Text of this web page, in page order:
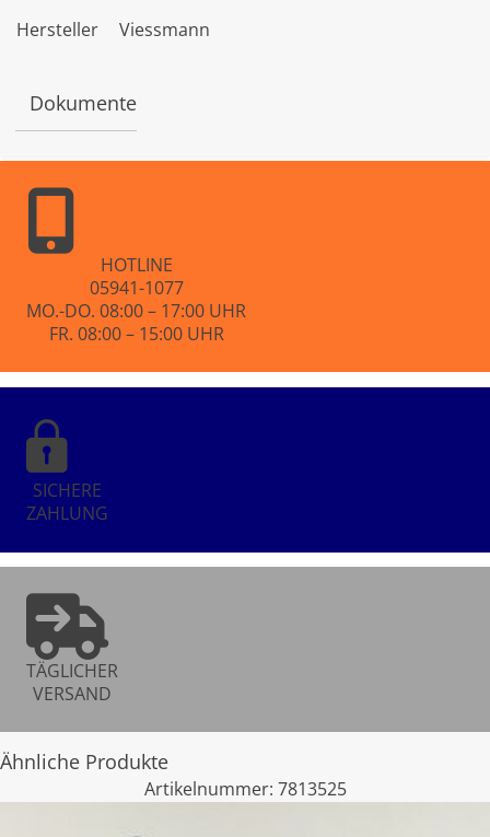
t
v
Hersteller Viessmann
Dokumente
HOTLINE
05941-1077
MO.-DO. 08:00 – 17:00 UHR
FR. 08:00 – 15:00 UHR
SICHERE
ZAHLUNG
TÄGLICHER
VERSAND
Ähnliche Produkte
Artikelnummer: 7813525